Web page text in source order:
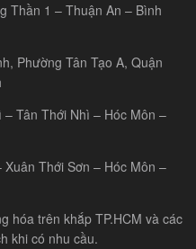
Thần 1 – Thuận An – Bình
Phường Tân Tạo A, Quận
Tân Thới Nhì – Hóc Môn –
Thới Sơn – Hóc Môn –
hóa trên khắp TP.HCM và các
khi có nhu cầu.